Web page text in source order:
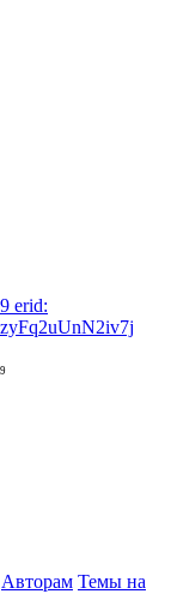
Авторам Темы на